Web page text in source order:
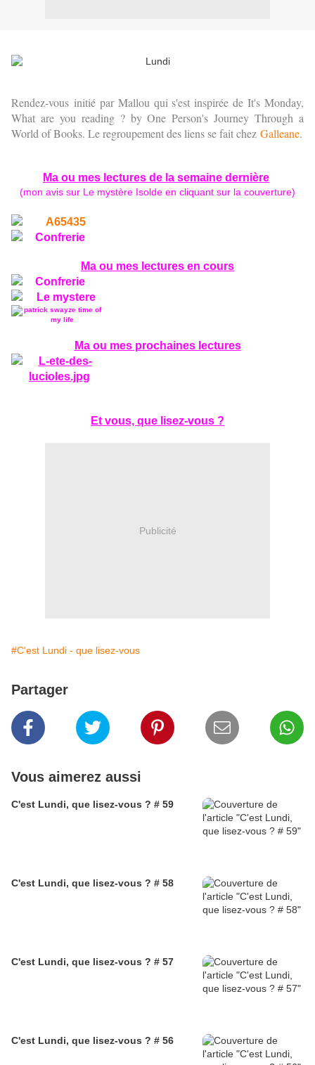
Rendez-vous initié par Mallou qui s'est inspirée de It's Monday,
What are you reading ? by One Person's Journey Through a
World of Books. Le regroupement des liens se fait chez Galleane.
Ma ou mes lectures de la semaine dernière
(mon avis sur Le mystère Isolde en cliquant sur la couverture)
Ma ou mes lectures en cours
Ma ou mes prochaines lectures
Et vous, que lisez-vous ?
Publicité
#C'est Lundi - que lisez-vous
Partager
Vous aimerez aussi
C'est Lundi, que lisez-vous ? # 59
C'est Lundi, que lisez-vous ? # 58
C'est Lundi, que lisez-vous ? # 57
C'est Lundi, que lisez-vous ? # 56